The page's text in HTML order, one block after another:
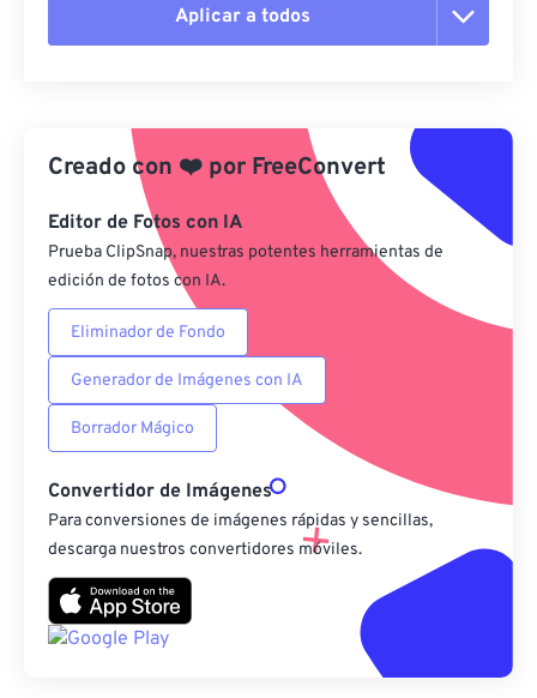
Aplicar a todos
Aplicar desde el ajuste preestablecido
Guardar como preestablecido
Creado con ❤️ por FreeConvert
Editor de Fotos con IA
Prueba ClipSnap, nuestras potentes herramientas de
edición de fotos con IA.
Eliminador de Fondo
Generador de Imágenes con IA
Borrador Mágico
Convertidor de Imágenes
Para conversiones de imágenes rápidas y sencillas,
descarga nuestros convertidores móviles.